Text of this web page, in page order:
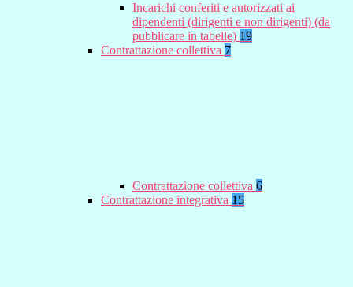
Incarichi conferiti e autorizzati ai
dipendenti (dirigenti e non dirigenti) (da
pubblicare in tabelle) 19
Contrattazione collettiva 7
Contrattazione collettiva 6
Contrattazione integrativa 15